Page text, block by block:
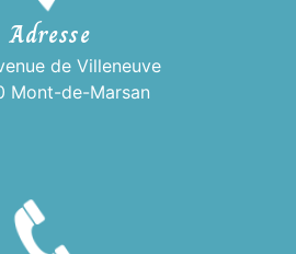
Adresse
de Villeneuve
Mont-de-Marsan